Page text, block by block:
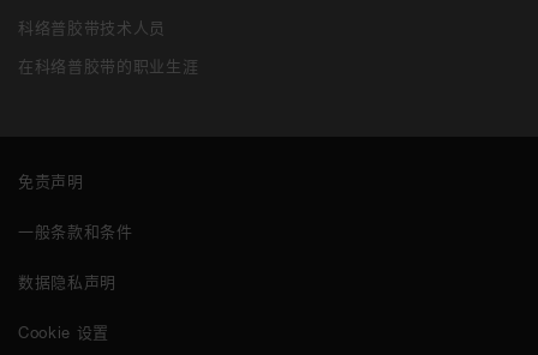
科络普胶带技术人员
在科络普胶带的职业生涯
免责声明
一般条款和条件
数据隐私声明
Cookie 设置